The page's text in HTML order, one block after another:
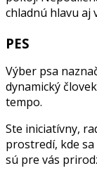
chladnú hlavu aj
PES
Výber psa
dynamický
tempo.
Ste iniciatívny,
prostredí, kde
sú pre vás